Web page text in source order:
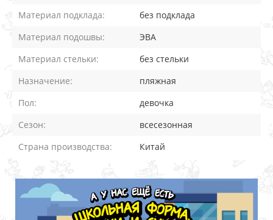
Материал подклада:
без подклада
Материал подошвы:
ЭВА
Материал стельки:
без стельки
Назначение:
пляжная
Пол:
девочка
Сезон:
всесезонная
Страна производства:
Китай